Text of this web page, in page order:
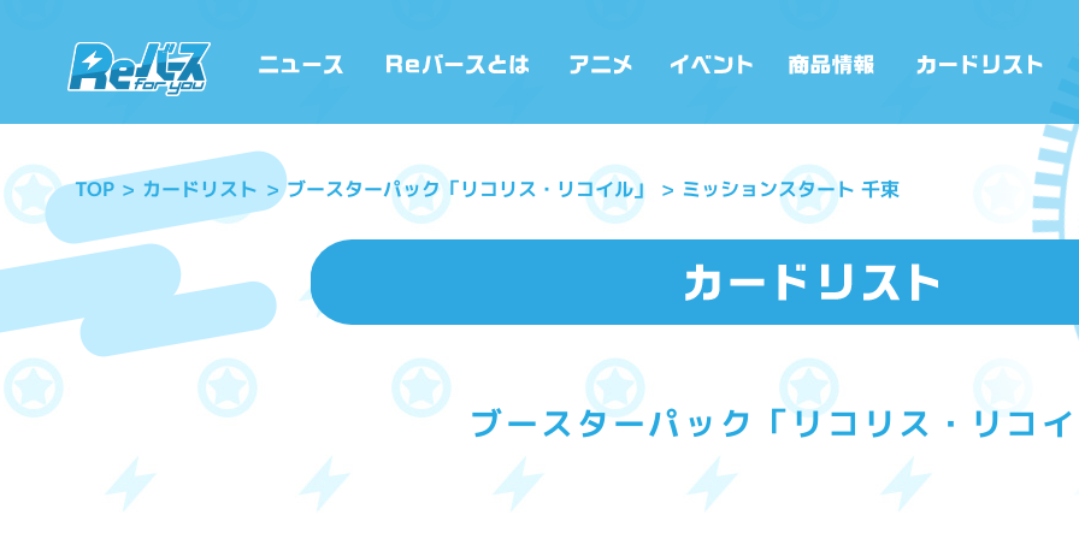
TOP カードリスト ブースターパック「リコリス・リコイル」 ミッションスタート 千束
ブースターパック「リコリス・リコ